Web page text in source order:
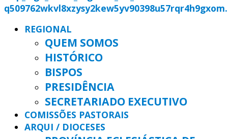
REGIONAL
QUEM SOMOS
HISTÓRICO
BISPOS
PRESIDÊNCIA
SECRETARIADO EXECUTIVO
COMISSÕES PASTORAIS
ARQUI / DIOCESES